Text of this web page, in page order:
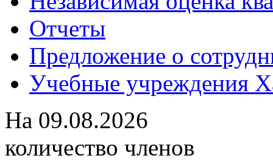
Отчеты
Предложение о
Учебные учреждения
На 09.08.2026
количество членов